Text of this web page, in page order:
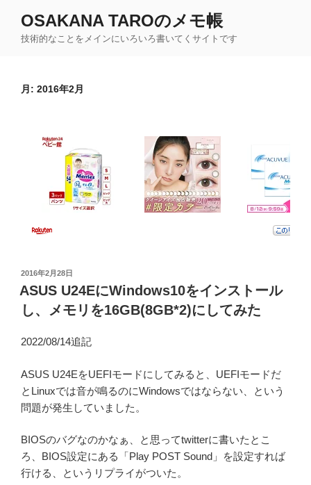
OSAKANA TAROのメモ帳
技術的なことをメインにいろいろ書いてくサイトです
月: 2016年2月
投
稿
日:
2016年2月28日
ASUS U24EにWindows10をインストール
し、メモリを16GB(8GB*2)にしてみた
2022/08/14追記
ASUS U24EをUEFIモードにしてみると、UEFIモードだ
とLinuxでは音が鳴るのにWindowsではならない、という
問題が発生していました。
BIOSのバグなのかなぁ、と思ってtwitterに書いたとこ
ろ、BIOS設定にある「Play POST Sound」を設定すれば
行ける、というリプライがついた。